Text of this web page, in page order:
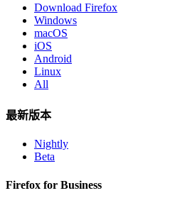
Download Firefox
Windows
macOS
iOS
Android
Linux
All
最新版本
Nightly
Beta
Firefox for Business